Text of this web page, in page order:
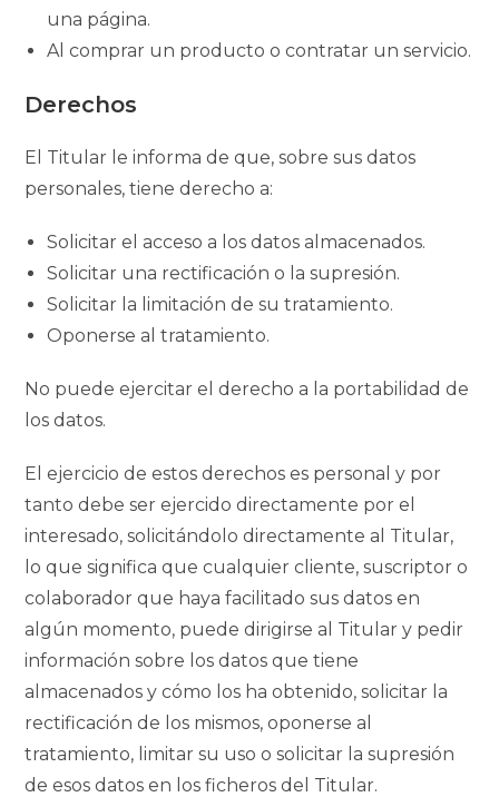
una página.
Al comprar un producto o contratar un servicio.
Derechos
El Titular le informa de que, sobre sus datos
personales, tiene derecho a:
Solicitar el acceso a los datos almacenados.
Solicitar una rectificación o la supresión.
Solicitar la limitación de su tratamiento.
Oponerse al tratamiento.
No puede ejercitar el derecho a la portabilidad de
los datos.
El ejercicio de estos derechos es personal y por
tanto debe ser ejercido directamente por el
interesado, solicitándolo directamente al Titular,
lo que significa que cualquier cliente, suscriptor o
colaborador que haya facilitado sus datos en
algún momento, puede dirigirse al Titular y pedir
información sobre los datos que tiene
almacenados y cómo los ha obtenido, solicitar la
rectificación de los mismos, oponerse al
tratamiento, limitar su uso o solicitar la supresión
de esos datos en los ficheros del Titular.